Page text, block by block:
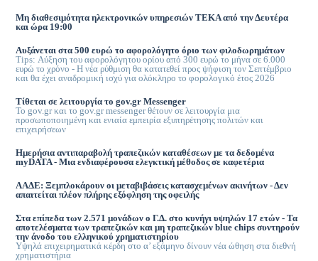
Μη διαθεσιμότητα ηλεκτρονικών υπηρεσιών ΤΕΚΑ από την Δευτέρα
και ώρα 19:00
Αυξάνεται στα 500 ευρώ το αφορολόγητο όριο των φιλοδωρημάτων
Tips: Αύξηση του αφορολόγητου ορίου από 300 ευρώ το μήνα σε 6.000
ευρώ το χρόνο - Η νέα ρύθμιση θα κατατεθεί προς ψήφιση τον Σεπτέμβριο
και θα έχει αναδρομική ισχύ για ολόκληρο το φορολογικό έτος 2026
Τίθεται σε λειτουργία το gov.gr Μessenger
Το gov.gr και το gov.gr messenger θέτουν σε λειτουργία μια
προσωποποιημένη και ενιαία εμπειρία εξυπηρέτησης πολιτών και
επιχειρήσεων
Ημερήσια αντιπαραβολή τραπεζικών καταθέσεων με τα δεδομένα
myDATA - Μια ενδιαφέρουσα ελεγκτική μέθοδος σε καφετέρια
ΑΑΔΕ: Ξεμπλοκάρουν οι μεταβιβάσεις κατασχεμένων ακινήτων - Δεν
απαιτείται πλέον πλήρης εξόφληση της οφειλής
Στα επίπεδα των 2.571 μονάδων ο Γ.Δ. στο κυνήγι υψηλών 17 ετών - Τα
αποτελέσματα των τραπεζικών και μη τραπεζικών blue chips συντηρούν
την άνοδο του ελληνικού χρηματιστηρίου
Υψηλά επιχειρηματικά κέρδη στο α’ εξάμηνο δίνουν νέα ώθηση στα διεθνή
χρηματιστήρια